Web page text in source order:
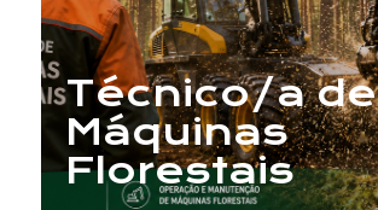
Técnico/a de
Máquinas
Florestais